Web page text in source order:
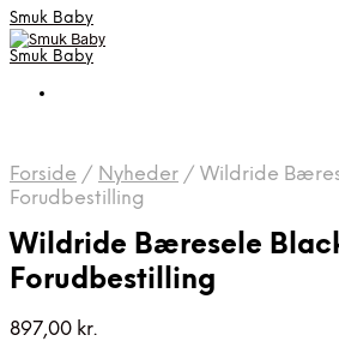
Smuk Baby
Smuk Baby
Forside / Nyheder / Wildride
Forudbestilling
Wildride Bæresele
Forudbestilling
897,00 kr.